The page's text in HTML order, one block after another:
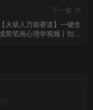
下一篇
【火柴人万能赛道】一键生
成简笔画心理学视频丨扣子
论